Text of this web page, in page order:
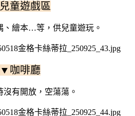
童遊戲區
、繪本…等，供兒童遊玩。
▼咖啡廳
沒有開放，空蕩蕩。